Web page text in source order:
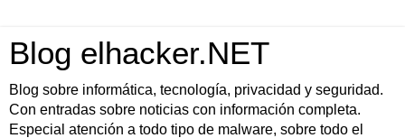
Blog elhacker.NET
Blog sobre informática, tecnología, privacidad y seguridad.
Con entradas sobre noticias con información completa.
Especial atención a todo tipo de malware, sobre todo el